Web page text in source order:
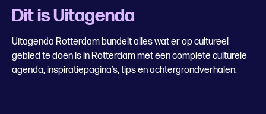
Dit is Uitagenda
Uitagenda Rotterdam bundelt alles wat er op cultureel
gebied te doen is in Rotterdam met een complete culturele
agenda, inspiratiepagina’s, tips en achtergrondverhalen.